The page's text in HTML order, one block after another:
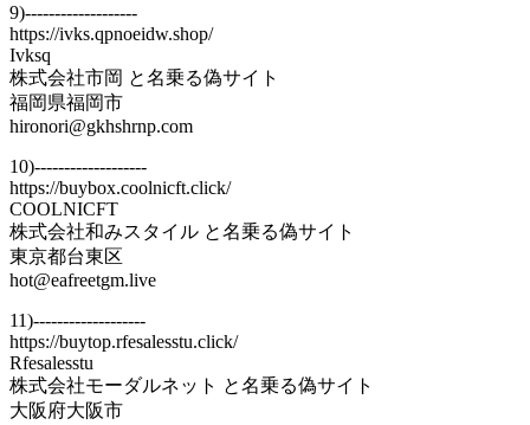
9)-------------------
https://ivks.qpnoeidw.shop/
Ivksq
株式会社市岡 と名乗る偽サイト
福岡県福岡市
hironori@gkhshrnp.com
10)-------------------
https://buybox.coolnicft.click/
COOLNICFT
株式会社和みスタイル と名乗る偽サイト
東京都台東区
hot@eafreetgm.live
11)-------------------
https://buytop.rfesalesstu.click/
Rfesalesstu
株式会社モーダルネット と名乗る偽サイト
大阪府大阪市